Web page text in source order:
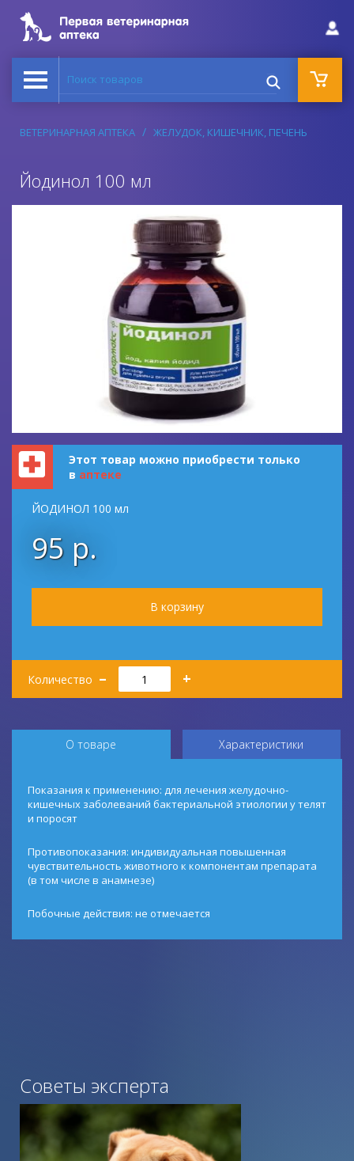
Поиск товаров
ВЕТЕРИНАРНАЯ АПТЕКА ЖЕЛУДОК, КИШЕЧНИК, ПЕЧЕНЬ
Йодинол 100 мл
Этот товар можно приобрести только
в аптеке
ЙОДИНОЛ 100 мл
95 р.
Количество
Количество
– +
О товаре Характеристики
Показания к применению: для лечения желудочно-
кишечных заболеваний бактериальной этиологии у телят
и поросят
Противопоказания: индивидуальная повышенная
чувствительность животного к компонентам препарата
(в том числе в анамнезе)
Побочные действия: не отмечается
Советы эксперта